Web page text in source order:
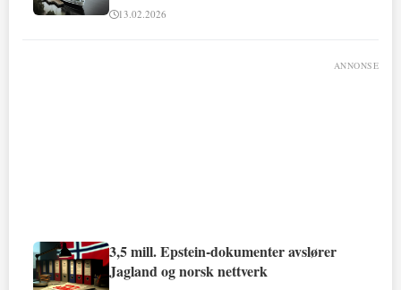
13.02.2026
ANNONSE
3,5 mill. Epstein-dokumenter avslører
Jagland og norsk nettverk